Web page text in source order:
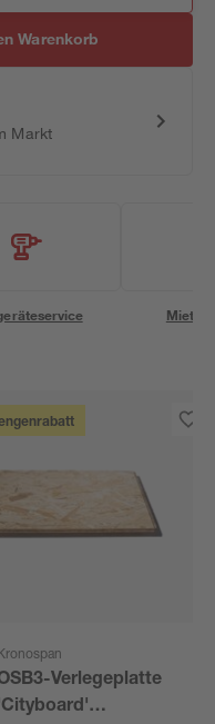
Warenkorb
Markt
Kronospan
Verlegeplatte